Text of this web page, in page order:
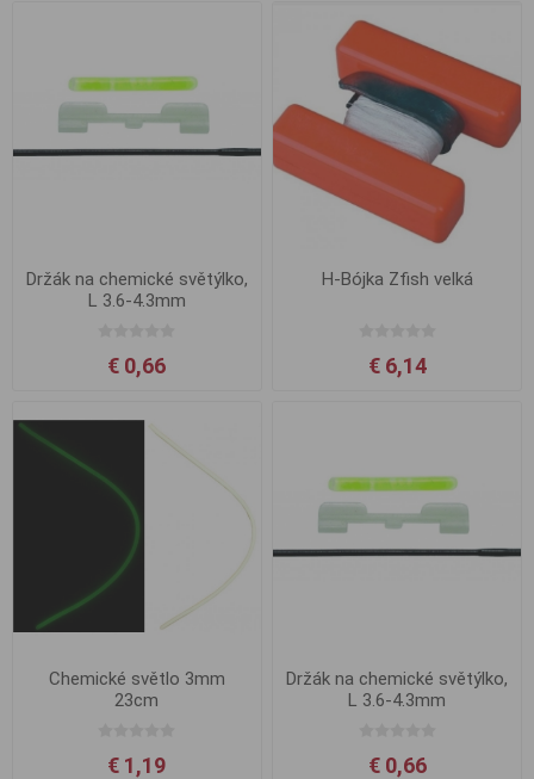
Držák na chemické světýlko,
L 3.6-4.3mm
€ 0,66
H-Bójka Zfish velká
€ 6,14
Chemické světlo 3mm
23cm
€ 1,19
Držák na chemické světýlko,
L 3.6-4.3mm
€ 0,66